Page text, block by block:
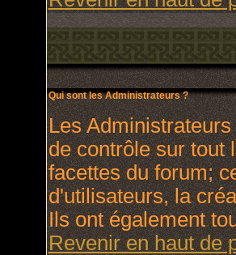
Qui sont les Administrateurs ?
Les
de contrôle sur tout
facettes du forum;
d'utilisateurs, la
Ils ont également
Revenir en haut de